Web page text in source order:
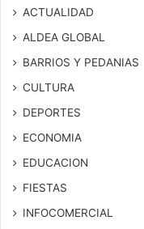
ACTUALIDAD
ALDEA GLOBAL
BARRIOS Y PEDANIAS
CULTURA
DEPORTES
ECONOMIA
EDUCACION
FIESTAS
INFOCOMERCIAL